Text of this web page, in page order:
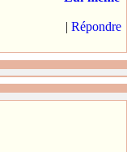
| Répondre